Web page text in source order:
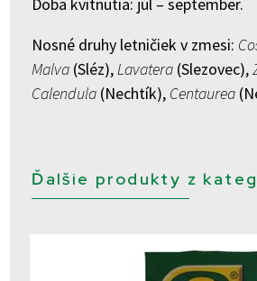
Doba kvitnutia: júl – september.
Nosné druhy letničiek v zmesi:
Malva (Sléz),Lavatera (Slezovec),
Calendula (Nechtík), Centaurea
Ďalšie produkty z